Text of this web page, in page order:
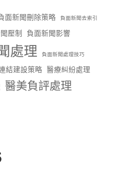
面新聞刪除策略 負面新聞去索引
壓制 負面新聞影響
處理 負面新聞處理技巧
結建設策略 醫療糾紛處理
醫美負評處理